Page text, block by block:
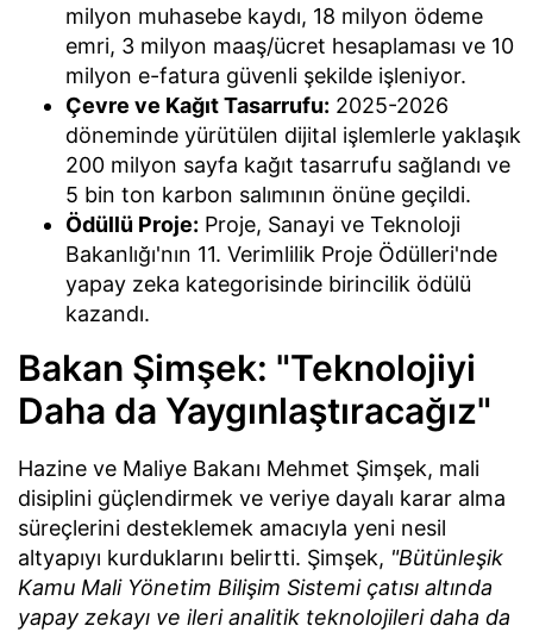
milyon muhasebe kaydı, 18 milyon ödeme
emri, 3 milyon maaş/ücret hesaplaması ve 10
milyon e-fatura güvenli şekilde işleniyor.
Çevre ve Kağıt Tasarrufu: 2025-2026
döneminde yürütülen dijital işlemlerle yaklaşık
200 milyon sayfa kağıt tasarrufu sağlandı ve
5 bin ton karbon salımının önüne geçildi.
Ödüllü Proje: Proje, Sanayi ve Teknoloji
Bakanlığı'nın 11. Verimlilik Proje Ödülleri'nde
yapay zeka kategorisinde birincilik ödülü
kazandı.
Bakan Şimşek: "Teknolojiyi
Daha da Yaygınlaştıracağız"
Hazine ve Maliye Bakanı Mehmet Şimşek, mali
disiplini güçlendirmek ve veriye dayalı karar alma
süreçlerini desteklemek amacıyla yeni nesil
altyapıyı kurduklarını belirtti. Şimşek, "Bütünleşik
Kamu Mali Yönetim Bilişim Sistemi çatısı altında
yapay zekayı ve ileri analitik teknolojileri daha da